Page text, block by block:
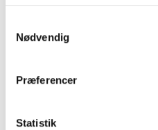
Nødvendig
Præferencer
Statistik